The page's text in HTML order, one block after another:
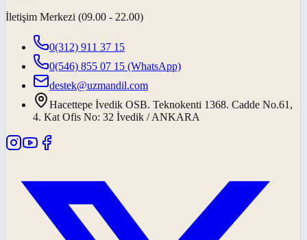
İletişim Merkezi (09.00 - 22.00)
0(312) 911 37 15
0(546) 855 07 15 (WhatsApp)
destek@uzmandil.com
Hacettepe İvedik OSB. Teknokenti 1368. Cadde No.61,
4. Kat Ofis No: 32 İvedik / ANKARA